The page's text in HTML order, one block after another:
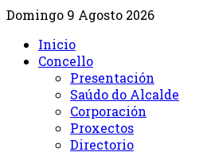
Domingo 9 Agosto 2026
Inicio
Concello
Presentación
Saúdo do Alcalde
Corporación
Proxectos
Directorio